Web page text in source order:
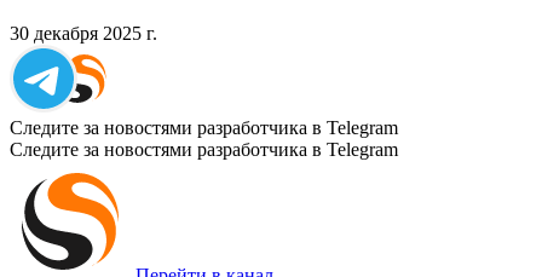
30 декабря 2025 г.
Следите за новостями разработчика в Telegram
Следите за новостями разработчика в Telegram